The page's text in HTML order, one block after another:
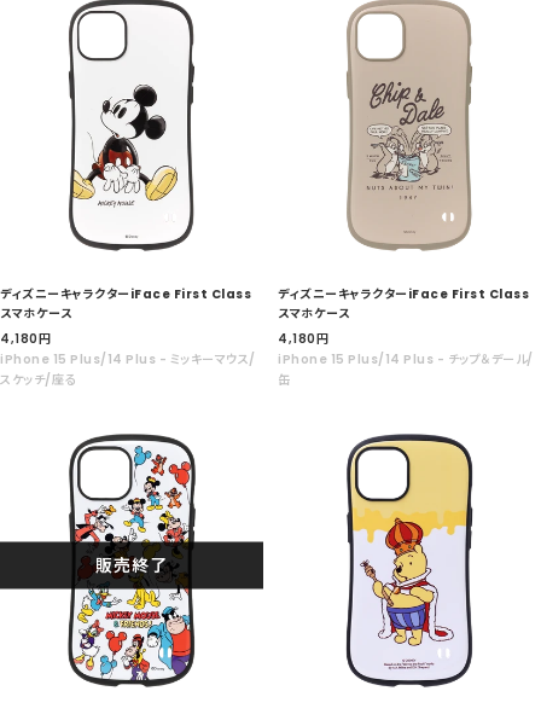
ディズニーキャラクターiFace First Class
スマホケース
セ
ー
ル
4,180円
iPhone 15 Plus/14 Plus - ミッキーマウス/
スケッチ/座る
ディズニーキャラクターiFace First Class
スマホケース
セ
ー
ル
4,180円
iPhone 15 Plus/14 Plus - チップ＆デール/
缶
販売終了